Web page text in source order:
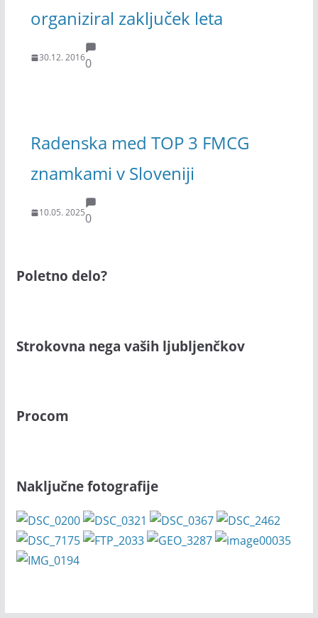
organiziral zaključek leta
30.12. 20160
Radenska med TOP 3 FMCG
znamkami v Sloveniji
10.05. 20250
Poletno delo?
Strokovna nega vaših ljubljenčkov
Procom
Naključne fotografije